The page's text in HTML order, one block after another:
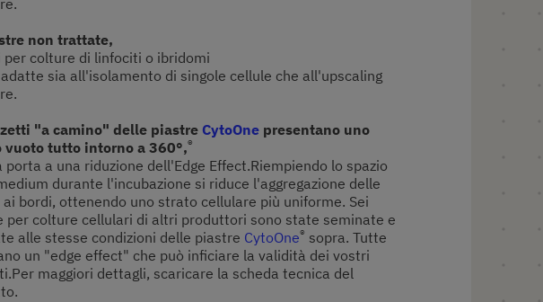
non trattate,
per colture di linfociti o ibridomi
adatte sia all'isolamento di singole cellule che all'upscaling
"a camino" delle piastre CytoOne presentano uno
vuoto tutto intorno a 360°,®
porta a una riduzione dell'Edge Effect.Riempiendo lo spazio
durante l'incubazione si riduce l'aggregazione delle
ai bordi, ottenendo uno strato cellulare più uniforme. Sei
per colture cellulari di altri produttori sono state seminate e
alle stesse condizioni delle piastre CytoOne® sopra. Tutte
un "edge effect" che può inficiare la validità dei vostri
maggiori dettagli, scaricare la scheda tecnica del